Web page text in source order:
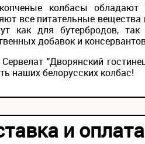
колбасы
все питательные
как для бутербродов,
добавок и
Сервелат "Дворянский
наших белорусских колбас!
и оплата